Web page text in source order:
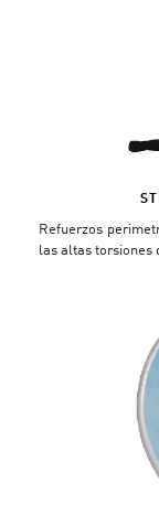
Refuerzos
las altas torsiones